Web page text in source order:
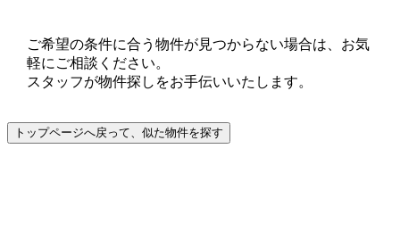
ご希望の条件に合う物件が見つからない場合は、お気
軽にご相談ください。
スタッフが物件探しをお手伝いいたします。